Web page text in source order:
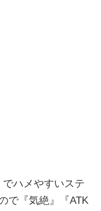
ハメやすいステ
で『気絶』『ATK